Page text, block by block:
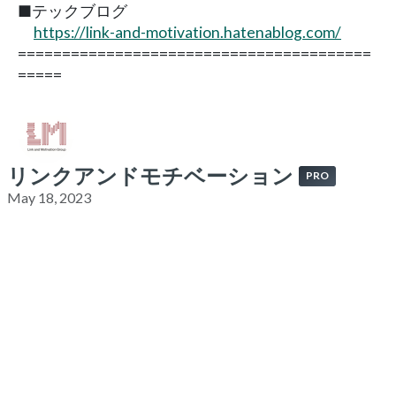
■テックブログ
https://link-and-motivation.hatenablog.com/
========================================
=====
リンクアンドモチベーション PRO
May 18, 2023